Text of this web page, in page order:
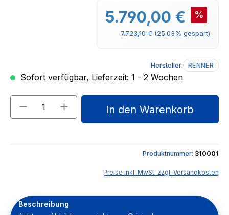
Verkaufspreis:
5.790,00 € %
Regulärer Preis:
7.723,10 € (25.03% gespart)
Hersteller: RENNER
Sofort verfügbar, Lieferzeit: 1 - 2 Wochen
Produkt Anzahl: Gib den
In den Warenkorb
Produktnummer: 310001
Preise inkl. MwSt. zzgl. Versandkosten
Beschreibung